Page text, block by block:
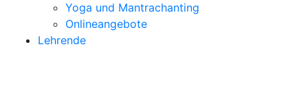
Yoga und Mantrachanting
Onlineangebote
Lehrende